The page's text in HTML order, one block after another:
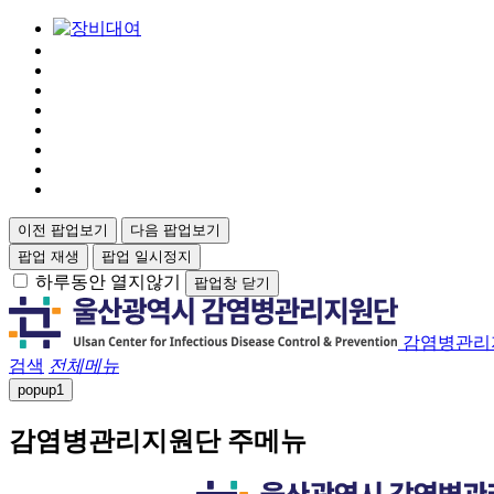
이전 팝업보기
다음 팝업보기
팝업 재생
팝업 일시정지
하루동안 열지않기 팝업창 닫기
감염병관
검색 전체메뉴
popup1
감염병관리지원단 주메뉴